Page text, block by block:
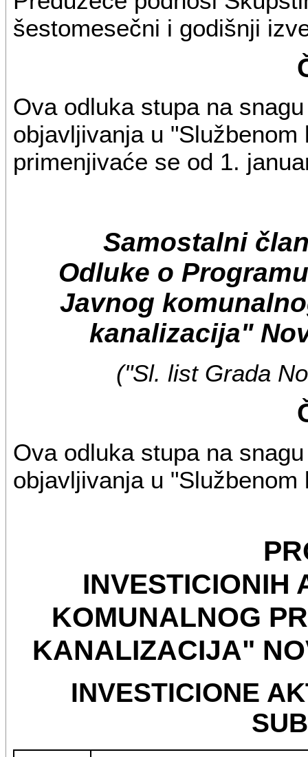
šestomesečni i godišnji
Ova odluka stupa na
objavljivanja u
primenjivaće se od 1.
Samostalni
Odluke o
Javnog
kanalizacija"
("Sl. list Grada
Ova odluka stupa na
objavljivanja u
INVESTICIONIH
KOMUNALNOG
KANALIZACIJA"
INVESTICIONE